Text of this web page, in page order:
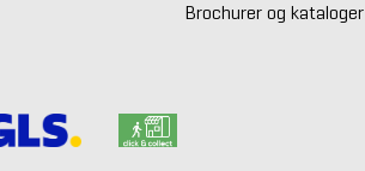
Brochurer og kataloger